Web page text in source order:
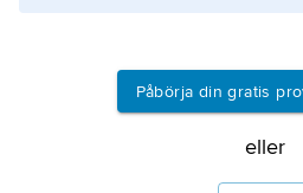
Påbörja din gratis
eller